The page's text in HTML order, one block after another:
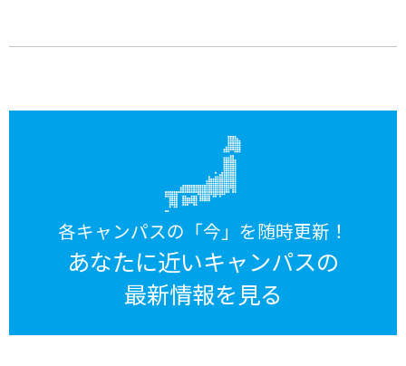
各キャンパスの「今」を随時更新！
あなたに近いキャンパスの
最新情報を見る